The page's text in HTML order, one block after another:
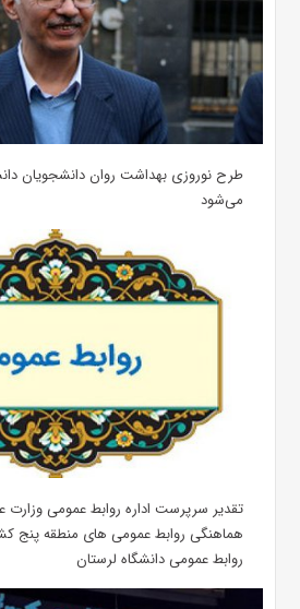
طرح نوروزی بهداشت روان دانشجویان
می‌شود
تقدیر سرپرست اداره روابط عمومی وزارت
هماهنگی روابط عمومی های منطقه پنج
روابط عمومی دانشگاه لرستان